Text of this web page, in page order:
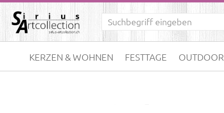
KERZEN & WOHNEN FESTTAGE OUTDOOR